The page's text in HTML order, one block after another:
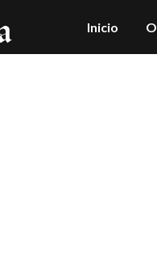
Inicio